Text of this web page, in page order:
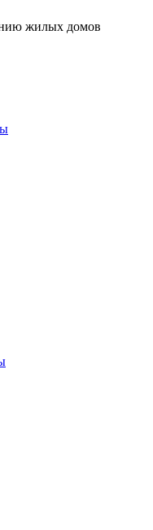
жилых домов